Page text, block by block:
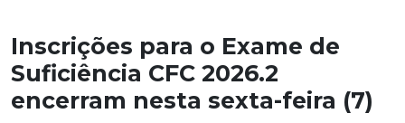
Inscrições para o Exame de
Suficiência CFC 2026.2
encerram nesta sexta-feira (7)